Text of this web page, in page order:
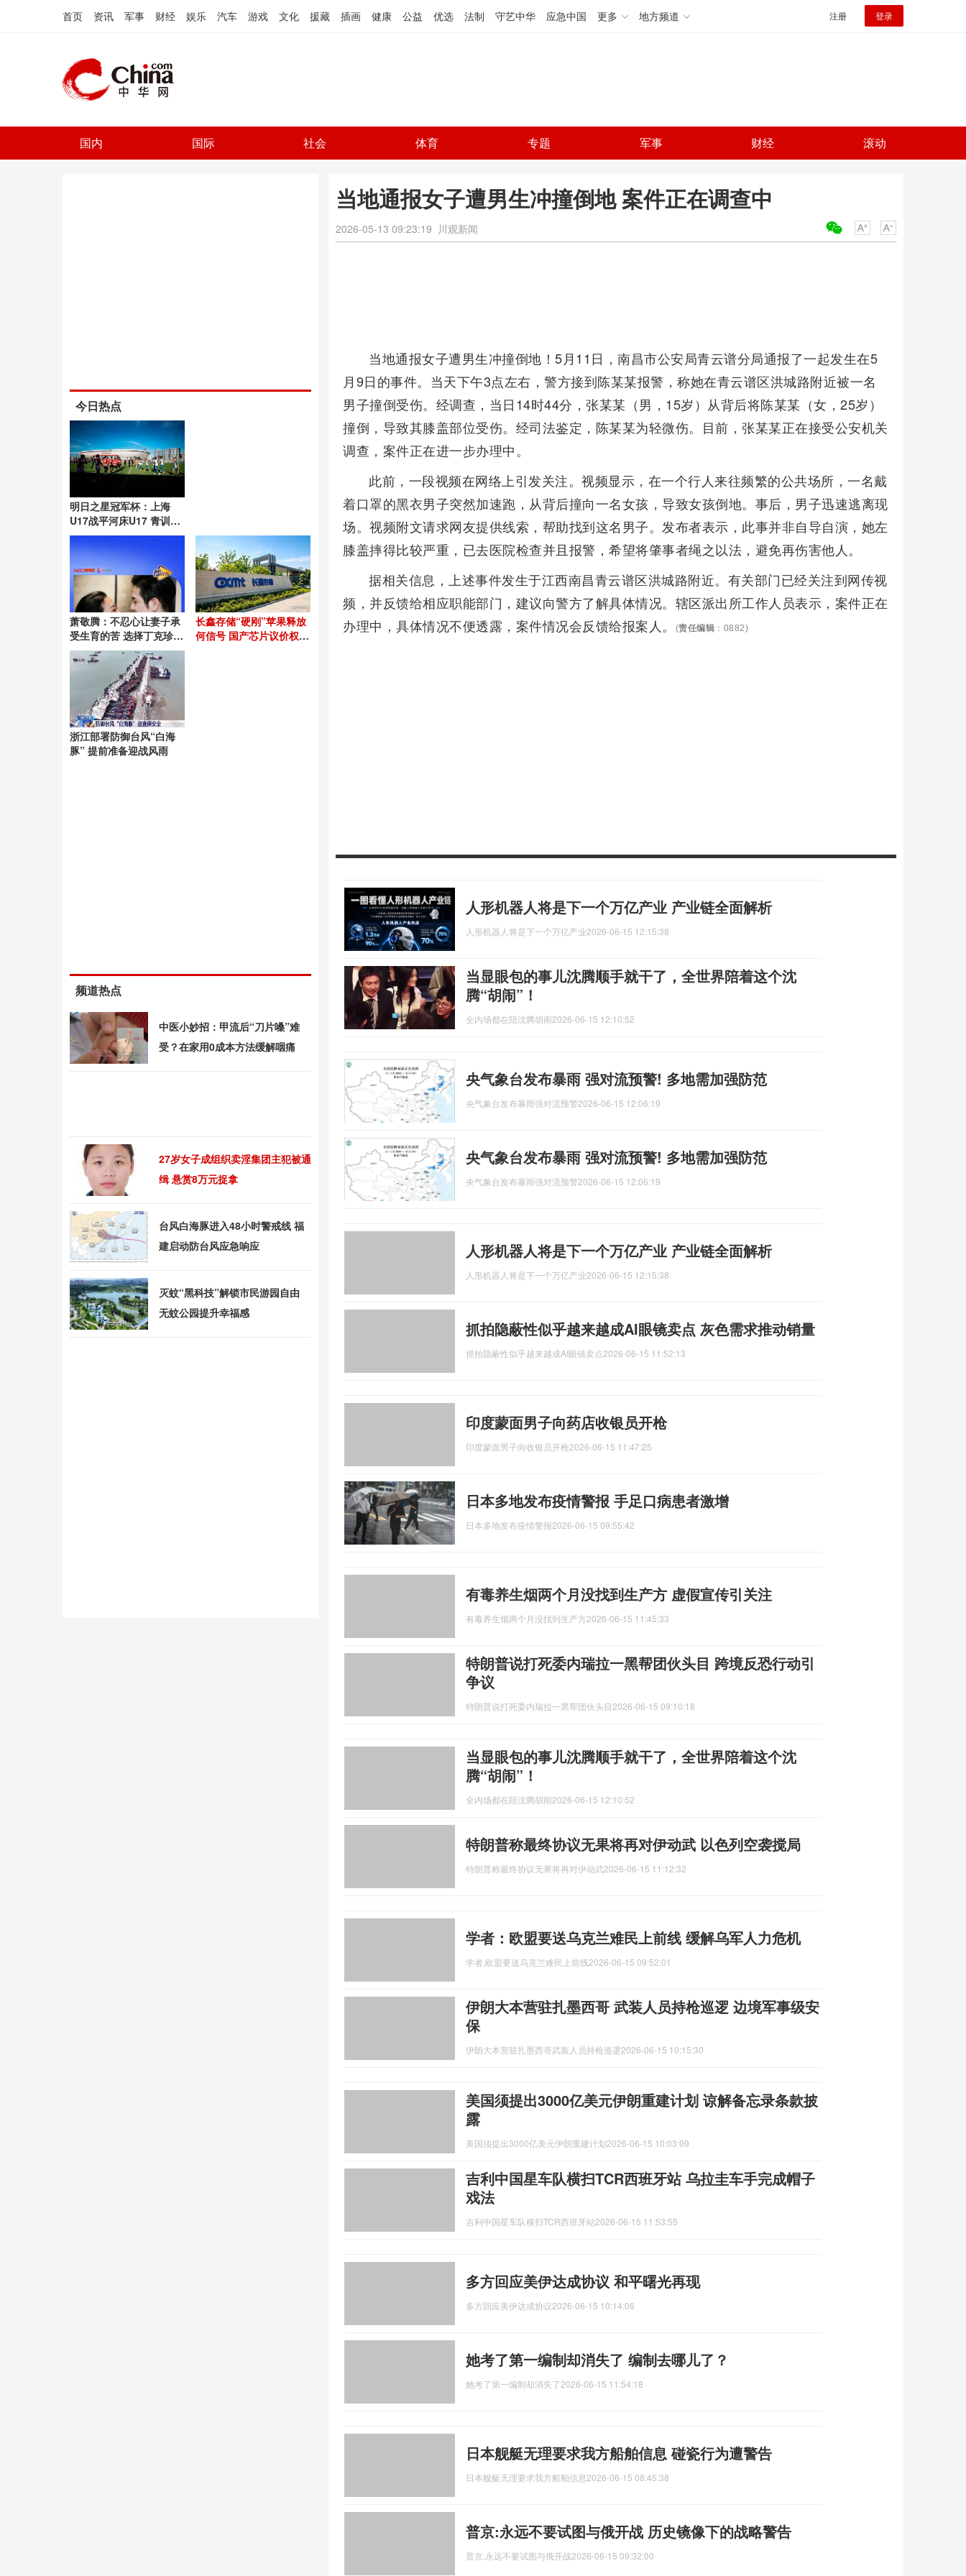
首页 资讯 军事 财经 娱乐 汽车 游戏 文化 援藏 插画 健康 公益 优选 法制 守艺中华 应急中国 更多 地方频道 注册 登录
国内 国际 社会 体育 专题 军事 财经 滚动
当地通报女子遭男生冲撞倒地 案件正在调查中
2026-05-13 09:23:19 川观新闻
当地通报女子遭男生冲撞倒地！5月11日，南昌市公安局青云谱分局通报了一起发生在5
月9日的事件。当天下午3点左右，警方接到陈某某报警，称她在青云谱区洪城路附近被一名
男子撞倒受伤。经调查，当日14时44分，张某某（男，15岁）从背后将陈某某（女，25岁）
撞倒，导致其膝盖部位受伤。经司法鉴定，陈某某为轻微伤。目前，张某某正在接受公安机关
调查，案件正在进一步办理中。
此前，一段视频在网络上引发关注。视频显示，在一个行人来往频繁的公共场所，一名戴
着口罩的黑衣男子突然加速跑，从背后撞向一名女孩，导致女孩倒地。事后，男子迅速逃离现
场。视频附文请求网友提供线索，帮助找到这名男子。发布者表示，此事并非自导自演，她左
膝盖摔得比较严重，已去医院检查并且报警，希望将肇事者绳之以法，避免再伤害他人。
据相关信息，上述事件发生于江西南昌青云谱区洪城路附近。有关部门已经关注到网传视
频，并反馈给相应职能部门，建议向警方了解具体情况。辖区派出所工作人员表示，案件正在
办理中，具体情况不便透露，案件情况会反馈给报案人。
(责任编辑 ：0882)
人形机器人将是下一个万亿产业 产业链全面解析
人形机器人将是下一个万亿产业2026-06-15 12:15:38
当显眼包的事儿沈腾顺手就干了，全世界陪着这个沈
腾“胡闹”！
全内场都在陪沈腾胡闹2026-06-15 12:10:52
央气象台发布暴雨 强对流预警! 多地需加强防范
央气象台发布暴雨强对流预警2026-06-15 12:06:19
央气象台发布暴雨 强对流预警! 多地需加强防范
央气象台发布暴雨强对流预警2026-06-15 12:06:19
人形机器人将是下一个万亿产业 产业链全面解析
人形机器人将是下一个万亿产业2026-06-15 12:15:38
抓拍隐蔽性似乎越来越成AI眼镜卖点 灰色需求推动销量
抓拍隐蔽性似乎越来越成AI眼镜卖点2026-06-15 11:52:13
印度蒙面男子向药店收银员开枪
印度蒙面男子向收银员开枪2026-06-15 11:47:25
日本多地发布疫情警报 手足口病患者激增
日本多地发布疫情警报2026-06-15 09:55:42
有毒养生烟两个月没找到生产方 虚假宣传引关注
有毒养生烟两个月没找到生产方2026-06-15 11:45:33
特朗普说打死委内瑞拉一黑帮团伙头目 跨境反恐行动引
争议
特朗普说打死委内瑞拉一黑帮团伙头目2026-06-15 09:10:18
当显眼包的事儿沈腾顺手就干了，全世界陪着这个沈
腾“胡闹”！
全内场都在陪沈腾胡闹2026-06-15 12:10:52
特朗普称最终协议无果将再对伊动武 以色列空袭搅局
特朗普称最终协议无果将再对伊动武2026-06-15 11:12:32
学者：欧盟要送乌克兰难民上前线 缓解乌军人力危机
学者,欧盟要送乌克兰难民上前线2026-06-15 09:52:01
伊朗大本营驻扎墨西哥 武装人员持枪巡逻 边境军事级安
保
伊朗大本营驻扎墨西哥武装人员持枪巡逻2026-06-15 10:15:30
美国须提出3000亿美元伊朗重建计划 谅解备忘录条款披
露
美国须提出3000亿美元伊朗重建计划2026-06-15 10:03:09
吉利中国星车队横扫TCR西班牙站 乌拉圭车手完成帽子
戏法
吉利中国星车队横扫TCR西班牙站2026-06-15 11:53:55
多方回应美伊达成协议 和平曙光再现
多方回应美伊达成协议2026-06-15 10:14:06
她考了第一编制却消失了 编制去哪儿了？
她考了第一编制却消失了2026-06-15 11:54:18
日本舰艇无理要求我方船舶信息 碰瓷行为遭警告
日本舰艇无理要求我方船舶信息2026-06-15 08:45:38
普京:永远不要试图与俄开战 历史镜像下的战略警告
普京,永远不要试图与俄开战2026-06-15 09:32:00
今日热点
明日之星冠军杯：上海
U17战平河床U17 青训对
决精彩纷呈
萧敬腾：不忍心让妻子承
受生育的苦 选择丁克珍惜
当下
长鑫存储“硬刚”苹果释放
何信号 国产芯片议价权崛
浙江部署防御台风“白海
豚” 提前准备迎战风雨
频道热点
中医小妙招：甲流后“刀片嗓”难
受？在家用0成本方法缓解咽痛
27岁女子成组织卖淫集团主犯被通
缉 悬赏8万元捉拿
台风白海豚进入48小时警戒线 福
建启动防台风应急响应
灭蚊“黑科技”解锁市民游园自由
无蚊公园提升幸福感